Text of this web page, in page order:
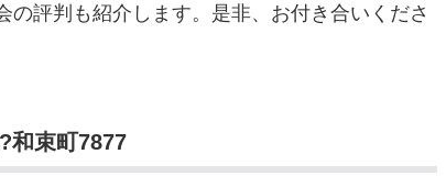
評判も紹介します。是非、お付き合いくださ
和束町7877